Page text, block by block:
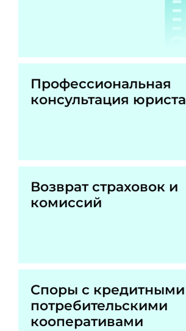
Профессиональная
консультация юриста
Возврат страховок и
комиссий
Споры с кредитными
потребительскими
кооперативами